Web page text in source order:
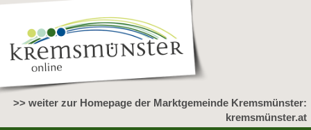
>> weiter zur Homepage der Marktgemeinde Kremsmünster:
kremsmünster.at